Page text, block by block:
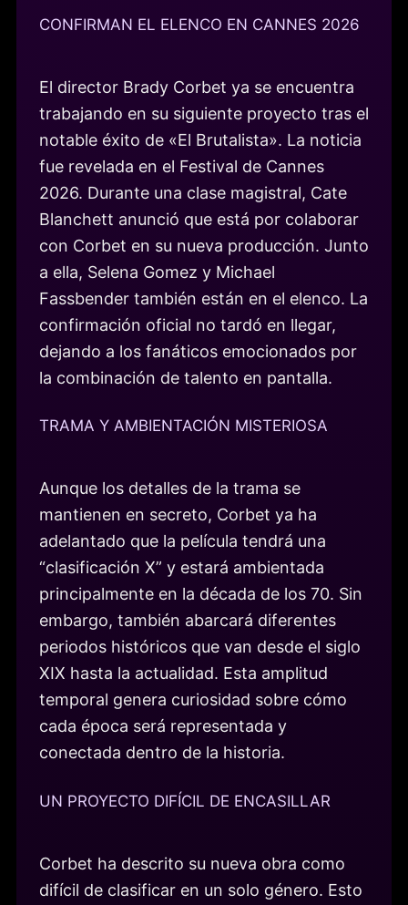
CONFIRMAN EL ELENCO EN CANNES 2026
El director Brady Corbet ya se encuentra
trabajando en su siguiente proyecto tras el
notable éxito de «El Brutalista». La noticia
fue revelada en el Festival de Cannes
2026. Durante una clase magistral, Cate
Blanchett anunció que está por colaborar
con Corbet en su nueva producción. Junto
a ella, Selena Gomez y Michael
Fassbender también están en el elenco. La
confirmación oficial no tardó en llegar,
dejando a los fanáticos emocionados por
la combinación de talento en pantalla.
TRAMA Y AMBIENTACIÓN MISTERIOSA
Aunque los detalles de la trama se
mantienen en secreto, Corbet ya ha
adelantado que la película tendrá una
“clasificación X” y estará ambientada
principalmente en la década de los 70. Sin
embargo, también abarcará diferentes
periodos históricos que van desde el siglo
XIX hasta la actualidad. Esta amplitud
temporal genera curiosidad sobre cómo
cada época será representada y
conectada dentro de la historia.
UN PROYECTO DIFÍCIL DE ENCASILLAR
Corbet ha descrito su nueva obra como
difícil de clasificar en un solo género. Esto